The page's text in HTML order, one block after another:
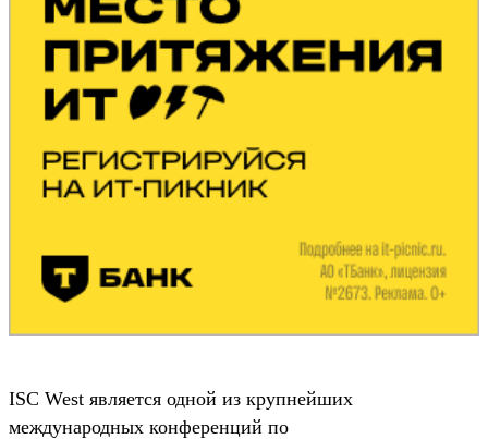
ISC West является одной из крупнейших
международных конференций по